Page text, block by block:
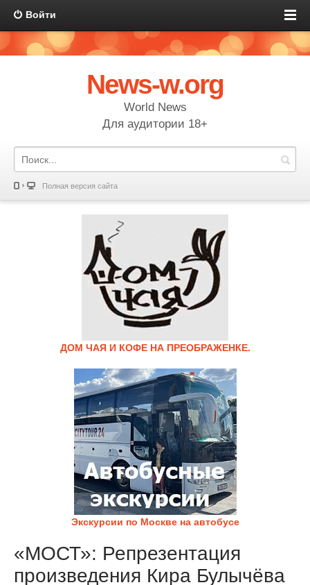
Войти
News-w.org
World News
Для аудитории 18+
Полная версия сайта
ДОМ ЧАЯ И КОФЕ НА ПРЕОБРАЖЕНКЕ.
Экскурсии по Москве на автобусе
«МОСТ»: Репрезентация
произведения Кира Булычёва